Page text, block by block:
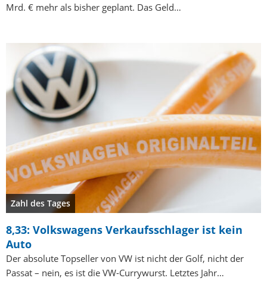
Mrd. € mehr als bisher geplant. Das Geld…
Zahl des Tages
8,33: Volkswagens Verkaufsschlager ist kein
Auto
Der absolute Topseller von VW ist nicht der Golf, nicht der
Passat – nein, es ist die VW-Currywurst. Letztes Jahr…